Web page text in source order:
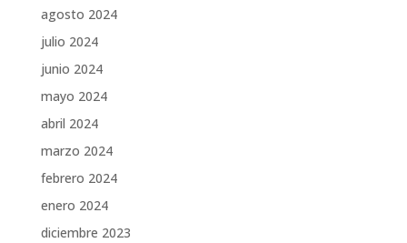
agosto 2024
julio 2024
junio 2024
mayo 2024
abril 2024
marzo 2024
febrero 2024
enero 2024
diciembre 2023